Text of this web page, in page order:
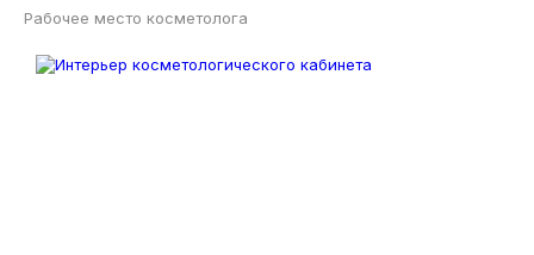
Рабочее место косметолога